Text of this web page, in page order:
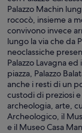
Palazzo Machin
rococò, insieme a
convivono invece
lungo la via che da
neoclassiche
Palazzo Lavagna ed
piazza, Palazzo
anche i resti di un
custodi di preziosi
archeologia, arte,
Archeologico, il
e il Museo Casa